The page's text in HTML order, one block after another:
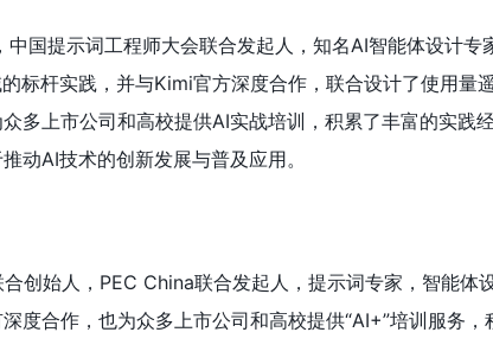
国提示词工程师大会联合发起人，知名AI智能体设计专
标杆实践，并与Kimi官方深度合作，联合设计了使用量
多上市公司和高校提供AI实战培训，积累了丰富的实践
动AI技术的创新发展与普及应用。
创始人，PEC China联合发起人，提示词专家，智能体
度合作，也为众多上市公司和高校提供“AI+”培训服务，